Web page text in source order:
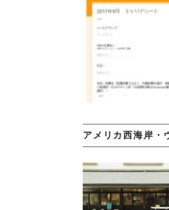
アメリカ西海岸・